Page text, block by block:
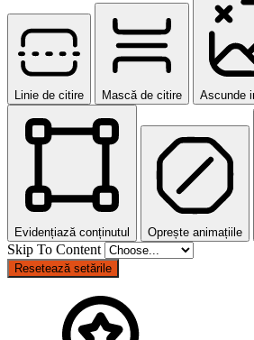
Linie de citire Mască de citire Ascunde
Evidențiază conținutul Oprește animațiile
Skip To Content
Resetează setările